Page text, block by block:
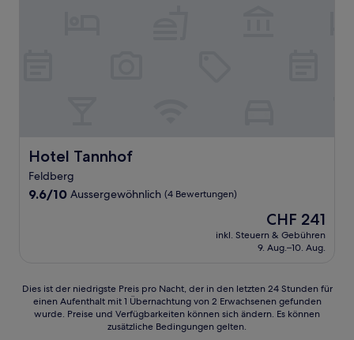
Hotel Tannhof
Hotel Tannhof
Feldberg
9.6
9.6/10 Aussergewöhnlich (4 Bewertungen)
Der
Preis
beträgt
CHF 241
inkl. Steuern & Gebühren
9. Aug.–10. Aug.
Dies
der
Dies ist der niedrigste Preis pro Nacht, der in den letzten 24 Stunden für
einen Aufenthalt mit 1 Übernachtung von 2 Erwachsenen gefunden
wurde. Preise und Verfügbarkeiten können sich ändern. Es können
zusätzliche Bedingungen gelten.